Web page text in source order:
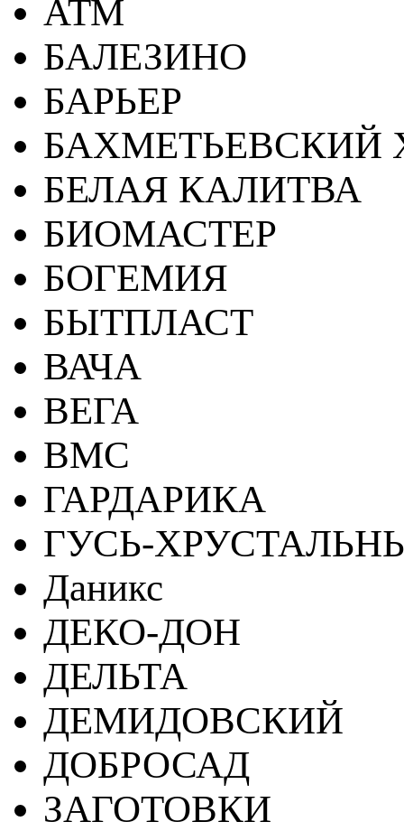
АТМ
БАЛЕЗИНО
БАРЬЕР
БАХМЕТЬЕВСКИЙ
БЕЛАЯ КАЛИТВА
БИОМАСТЕР
БОГЕМИЯ
БЫТПЛАСТ
ВАЧА
ВЕГА
ВМС
ГАРДАРИКА
ГУСЬ-
Даникс
ДЕКО-ДОН
ДЕЛЬТА
ДЕМИДОВСКИЙ
ДОБРОСАД
ЗАГОТОВКИ